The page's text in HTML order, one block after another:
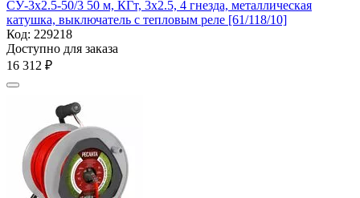
СУ-3х2.5-50/3 50 м, КГт, 3х2.5, 4 гнезда, металлическая
катушка, выключатель с тепловым реле [61/118/10]
Код: 229218
Доступно для заказа
16 312 ₽